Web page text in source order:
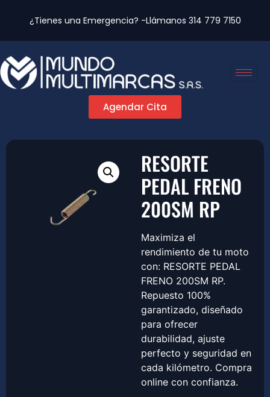
¿Tienes una Emergencia? -Llámanos 314 779 7150
Agendar Cita
RESORTE
PEDAL FRENO
200SM RP
Maximiza el
rendimiento de tu moto
con: RESORTE PEDAL
FRENO 200SM RP.
Repuesto 100%
garantizado, diseñado
para ofrecer
durabilidad, ajuste
perfecto y seguridad en
cada kilómetro. Compra
online con confianza.